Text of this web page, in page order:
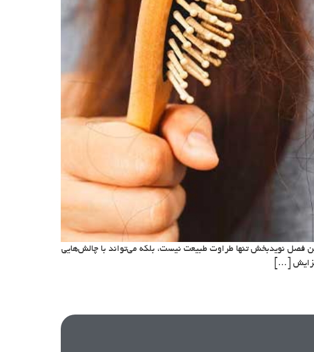
فصل نویدبخش تنها طراوت طبیعت نیست، بلکه می‌تواند با چالش‌هایی
[…]